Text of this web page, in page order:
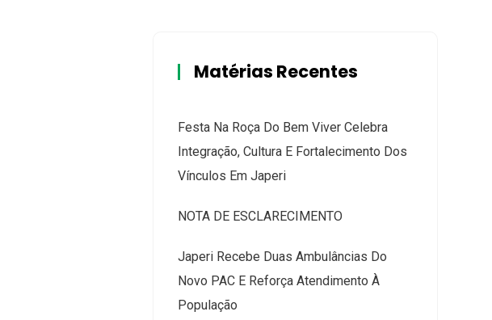
Matérias Recentes
Festa Na Roça Do Bem Viver Celebra
Integração, Cultura E Fortalecimento Dos
Vínculos Em Japeri
NOTA DE ESCLARECIMENTO
Japeri Recebe Duas Ambulâncias Do
Novo PAC E Reforça Atendimento À
População